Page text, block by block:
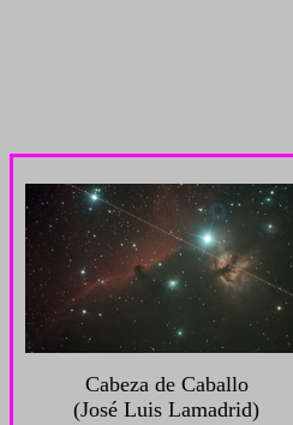
Cabeza de Caballo
(José Luis Lamadrid)